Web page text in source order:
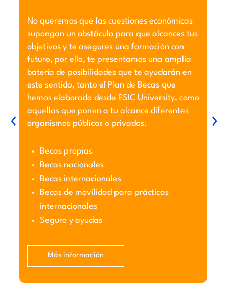
No queremos que las cuestiones económicas
supongan un obstáculo para que alcances tus
objetivos y te asegures una formación con
futuro, por ello, te presentamos una amplia
batería de posibilidades que te ayudarán en
este sentido, tanto el Plan de Becas que
hemos elaborado desde ESIC University, como
aquellas que ponen a tu alcance diferentes
organismos públicos o privados.
Becas propias
Becas nacionales
Becas internacionales
Becas de movilidad para prácticas
internacionales
Seguro y ayudas
Más información
‹ ›